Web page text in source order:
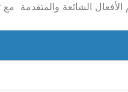
الشائعة والمتقدمة مع